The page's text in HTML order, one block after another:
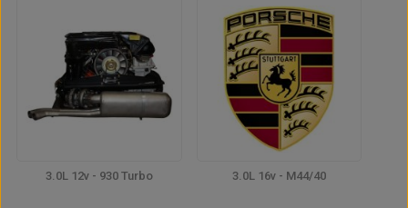
3.0L 12v - 930 Turbo 3.0L 16v - M44/40